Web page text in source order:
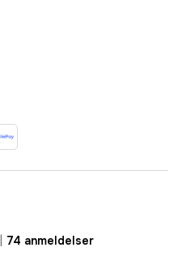
74 anmeldelser